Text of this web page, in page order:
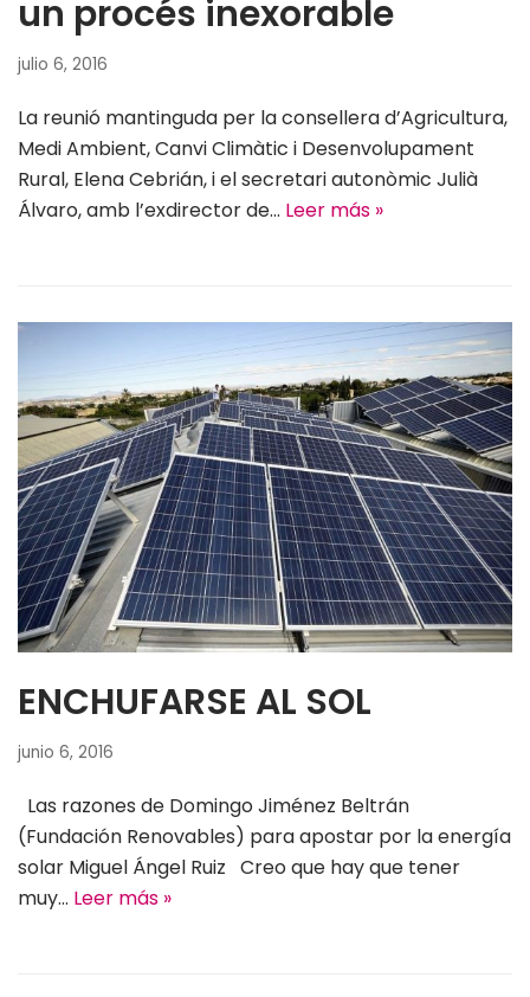
un procés inexorable
julio 6, 2016
La reunió mantinguda per la consellera d’Agricultura,
Medi Ambient, Canvi Climàtic i Desenvolupament
Rural, Elena Cebrián, i el secretari autonòmic Julià
Álvaro, amb l’exdirector de… Leer más »
ENCHUFARSE AL SOL
junio 6, 2016
Las razones de Domingo Jiménez Beltrán
(Fundación Renovables) para apostar por la energía
solar Miguel Ángel Ruiz Creo que hay que tener
muy… Leer más »